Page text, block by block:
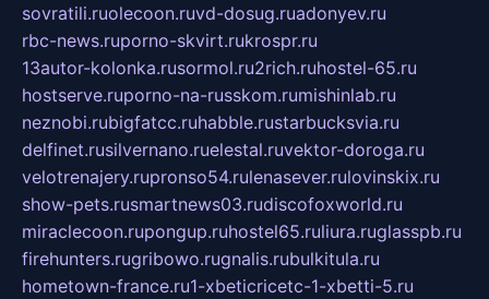
sovratili.ruolecoon.ruvd-dosug.ruadonyev.ru
rbc-news.ruporno-skvirt.rukrospr.ru
13autor-kolonka.rusormol.ru2rich.ruhostel-65.ru
hostserve.ruporno-na-russkom.rumishinlab.ru
neznobi.rubigfatcc.ruhabble.rustarbucksvia.ru
delfinet.rusilvernano.ruelestal.ruvektor-doroga.ru
velotrenajery.rupronso54.rulenasever.rulovinskix.ru
show-pets.rusmartnews03.rudiscofoxworld.ru
miraclecoon.rupongup.ruhostel65.ruliura.ruglasspb.ru
firehunters.rugribowo.rugnalis.rubulkitula.ru
hometown-france.ru1-xbeticricetc-1-xbetti-5.ru